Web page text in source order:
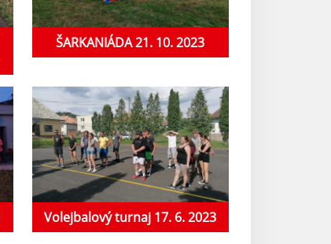
ŠARKANIÁDA 21. 10. 2023
Volejbalový turnaj 17. 6. 2023